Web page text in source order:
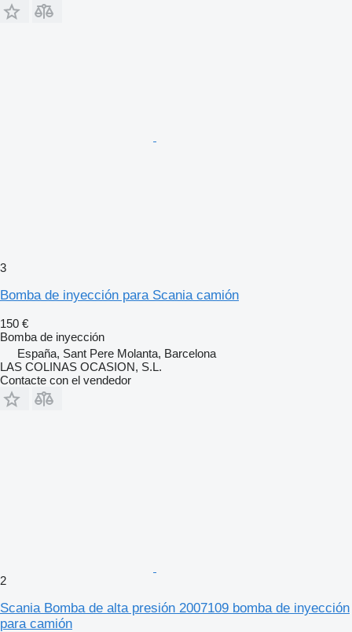
3
Bomba de inyección para Scania camión
150 €
Bomba de inyección
España, Sant Pere Molanta, Barcelona
LAS COLINAS OCASION, S.L.
Contacte con el vendedor
2
Scania Bomba de alta presión 2007109 bomba de inyección
para camión